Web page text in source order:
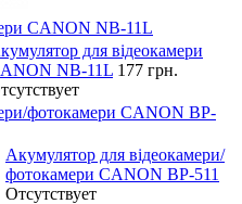
CANON NB-11L
для відеокамери
NB-11L 177 грн.
фотокамери CANON BP-
Акумулятор для відеокамери/
фотокамери CANON BP-511
Отсутствует